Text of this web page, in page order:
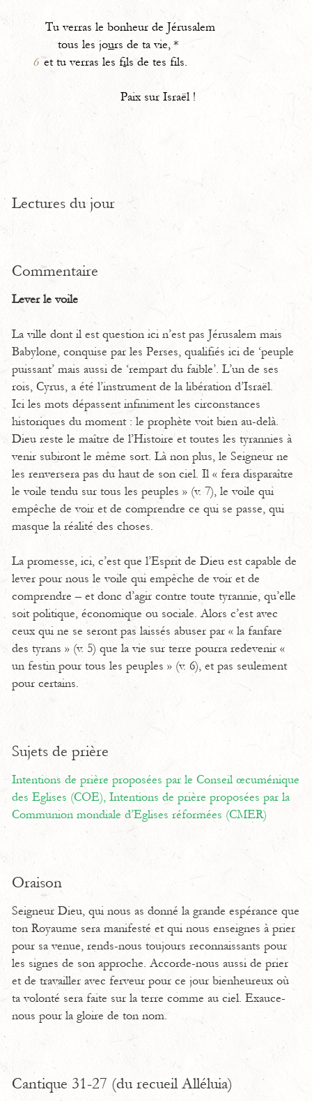
Tu verras le bonheur de Jérusalem
tous les jours de ta vie, *
6 et tu verras les fils de tes fils.
Paix sur Israël !
Lectures du jour
Commentaire
Lever le voile
La ville dont il est question ici n’est pas Jérusalem mais
Babylone, conquise par les Perses, qualifiés ici de ‘peuple
puissant’ mais aussi de ‘rempart du faible’. L’un de ses
rois, Cyrus, a été l’instrument de la libération d’Israël.
Ici les mots dépassent infiniment les circonstances
historiques du moment : le prophète voit bien au-delà.
Dieu reste le maître de l’Histoire et toutes les tyrannies à
venir subiront le même sort. Là non plus, le Seigneur ne
les renversera pas du haut de son ciel. Il « fera disparaître
le voile tendu sur tous les peuples » (v. 7), le voile qui
empêche de voir et de comprendre ce qui se passe, qui
masque la réalité des choses.
La promesse, ici, c’est que l’Esprit de Dieu est capable de
lever pour nous le voile qui empêche de voir et de
comprendre – et donc d’agir contre toute tyrannie, qu’elle
soit politique, économique ou sociale. Alors c’est avec
ceux qui ne se seront pas laissés abuser par « la fanfare
des tyrans » (v. 5) que la vie sur terre pourra redevenir «
un festin pour tous les peuples » (v. 6), et pas seulement
pour certains.
Sujets de prière
Intentions de prière proposées par le Conseil œcuménique
des Eglises (COE), Intentions de prière proposées par la
Communion mondiale d’Eglises réformées (CMER)
Oraison
Seigneur Dieu, qui nous as donné la grande espérance que
ton Royaume sera manifesté et qui nous enseignes à prier
pour sa venue, rends-nous toujours reconnaissants pour
les signes de son approche. Accorde-nous aussi de prier
et de travailler avec ferveur pour ce jour bienheureux où
ta volonté sera faite sur la terre comme au ciel. Exauce-
nous pour la gloire de ton nom.
Cantique 31-27 (du recueil Alléluia)